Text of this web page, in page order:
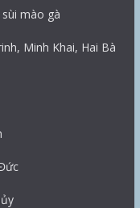
mào gà
Minh Khai, Hai Bà